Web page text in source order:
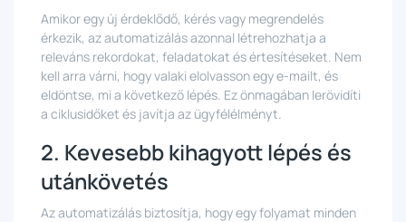
Amikor egy új érdeklődő, kérés vagy megrendelés
érkezik, az automatizálás azonnal létrehozhatja a
releváns rekordokat, feladatokat és értesítéseket. Nem
kell arra várni, hogy valaki elolvasson egy e-mailt, és
eldöntse, mi a következő lépés. Ez önmagában lerövidíti
a ciklusidőket és javítja az ügyfélélményt.
2. Kevesebb kihagyott lépés és
utánkövetés
Az automatizálás biztosítja, hogy egy folyamat minden